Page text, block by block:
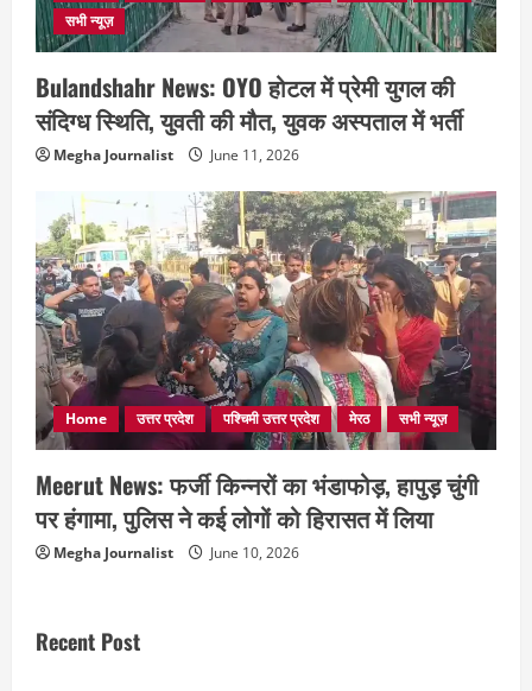
सभी न्यूज़
Bulandshahr News: OYO होटल में प्रेमी युगल की
संदिग्ध स्थिति, युवती की मौत, युवक अस्पताल में भर्ती
Megha Journalist June 11, 2026
Home उत्तर प्रदेश पश्चिमी उत्तर प्रदेश मेरठ सभी न्यूज़
Meerut News: फर्जी किन्नरों का भंडाफोड़, हापुड़ चुंगी
पर हंगामा, पुलिस ने कई लोगों को हिरासत में लिया
Megha Journalist June 10, 2026
Recent Post